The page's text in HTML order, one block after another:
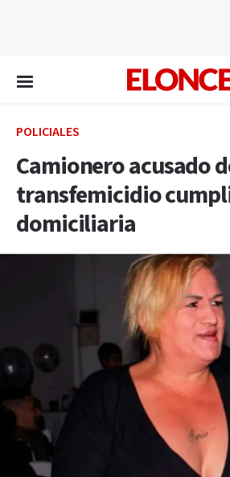
POLICIALES
Camionero acusado
transfemicidio
domiciliaria